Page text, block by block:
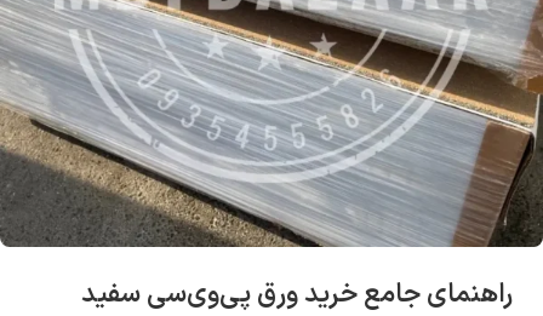
راهنمای جامع خرید ورق پی‌وی‌سی سفید